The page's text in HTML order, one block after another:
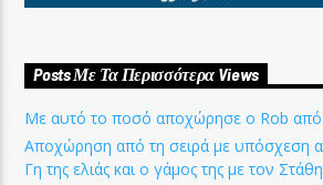
Posts Με Τα Περισσότερα Views
Με αυτό το ποσό αποχώρησε ο Rob από
Αποχώρηση από τη σειρά με υπόσχεση
Γη της ελιάς και ο γάμος της με τον Στάθη